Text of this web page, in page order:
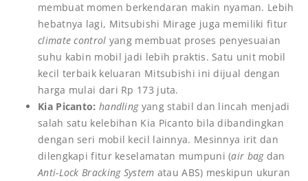
membuat momen berkendaran makin nyaman. Lebih
hebatnya lagi, Mitsubishi Mirage juga memiliki fitur
climate control yang membuat proses penyesuaian
suhu kabin mobil jadi lebih praktis. Satu unit mobil
kecil terbaik keluaran Mitsubishi ini dijual dengan
harga mulai dari Rp 173 juta.
Kia Picanto: handling yang stabil dan lincah menjadi
salah satu kelebihan Kia Picanto bila dibandingkan
dengan seri mobil kecil lainnya. Mesinnya irit dan
dilengkapi fitur keselamatan mumpuni (air bag dan
Anti-Lock Bracking System atau ABS) meskipun ukuran